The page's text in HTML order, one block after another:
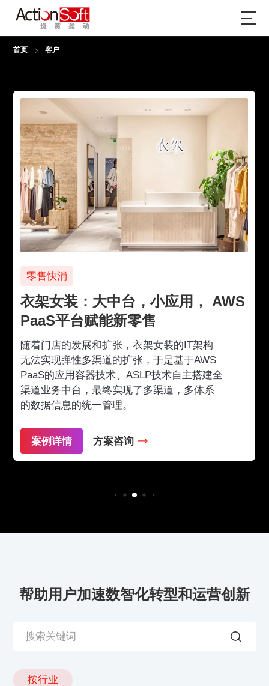
首页 客户
零售快消
衣架女装：大中台，小应用， AWS
PaaS平台赋能新零售
随着门店的发展和扩张，衣架女装的IT架构
无法实现弹性多渠道的扩张，于是基于AWS
PaaS的应用容器技术、ASLP技术自主搭建全
渠道业务中台，最终实现了多渠道，多体系
的数据信息的统一管理。
案例详情 方案咨询
帮助用户加速数智化转型和运营创新
按行业